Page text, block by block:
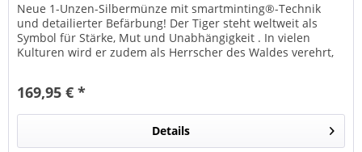
Neue 1-Unzen-Silbermünze mit smartminting®-Technik
und detailierter Befärbung! Der Tiger steht weltweit als
Symbol für Stärke, Mut und Unabhängigkeit . In vielen
Kulturen wird er zudem als Herrscher des Waldes verehrt,
169,95 € *
Details